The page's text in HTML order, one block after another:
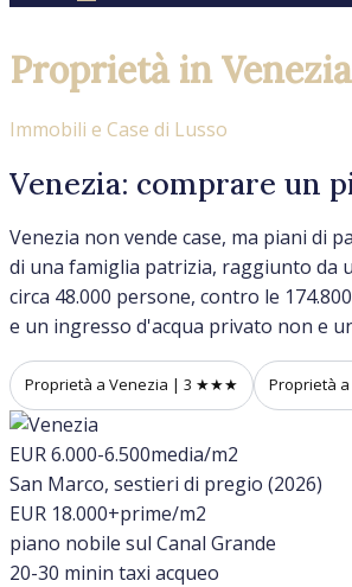
Proprietà in Venezia
Immobili e Case di Lusso
Venezia: comprare un
Venezia non vende case, ma piani di
di una famiglia patrizia, raggiunto da
circa 48.000 persone, contro le
e un ingresso d'acqua privato non e
Proprietà a Venezia | 3 ★★★ Proprietà
EUR 6.000-6.500media/m2
San Marco, sestieri di pregio (2026)
EUR 18.000+prime/m2
piano nobile sul Canal Grande
20-30 minin taxi acqueo